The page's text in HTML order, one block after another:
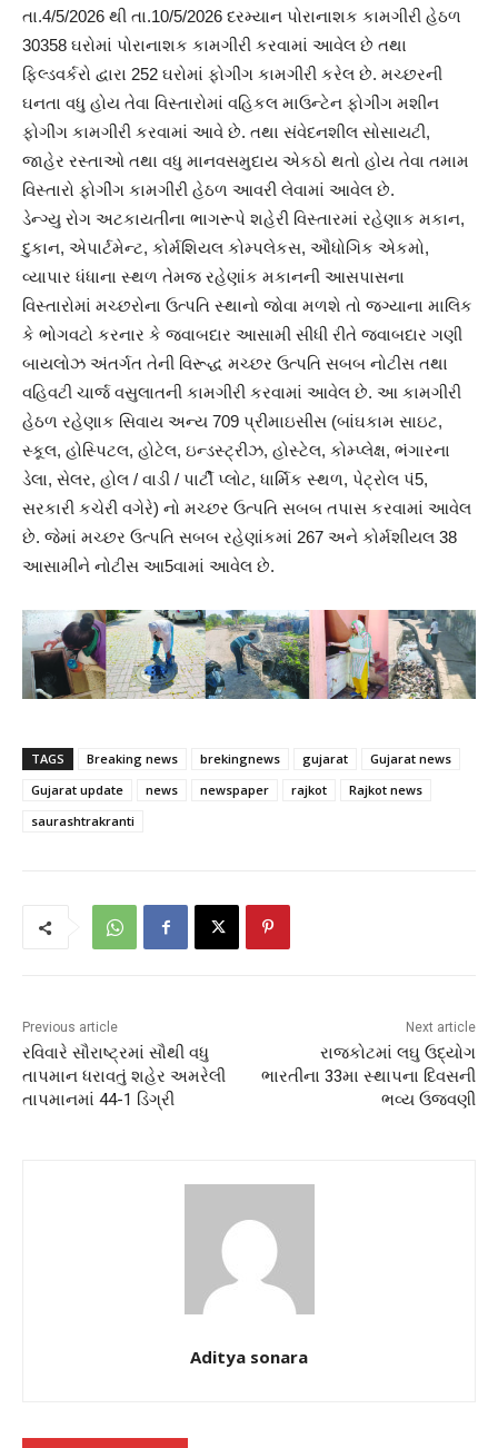
તા.4/5/2026 થી તા.10/5/2026 દરમ્યાન પોરાનાશક કામગીરી હેઠળ
30358 ઘરોમાં પોરાનાશક કામગીરી કરવામાં આવેલ છે તથા
ફિલ્ડવર્કરો દ્વારા 252 ઘરોમાં ફોગીંગ કામગીરી કરેલ છે. મચ્છરની
ઘનતા વધુ હોય તેવા વિસ્તારોમાં વહિકલ માઉન્ટેન ફોગીંગ મશીન
ફોગીંગ કામગીરી કરવામાં આવે છે. તથા સંવેદનશીલ સોસાયટી,
જાહેર રસ્તાઓ તથા વધુ માનવસમુદાય એકઠો થતો હોય તેવા તમામ
વિસ્તારો ફોગીંગ કામગીરી હેઠળ આવરી લેવામાં આવેલ છે.
ડેન્ગ્યુ રોગ અટકાયતીના ભાગરૂપે શહેરી વિસ્તારમાં રહેણાક મકાન,
દુકાન, એપાર્ટમેન્ટ, કોર્મશિયલ કોમ્પલેકસ, ઔધોગિક એકમો,
વ્યાપાર ધંધાના સ્થળ તેમજ રહેણાંક મકાનની આસપાસના
વિસ્તારોમાં મચ્છરોના ઉત્પતિ સ્થાનો જોવા મળશે તો જગ્યાના માલિક
કે ભોગવટો કરનાર કે જવાબદાર આસામી સીધી રીતે જવાબદાર ગણી
બાયલોઝ અંતર્ગત તેની વિરૂદ્ધ મચ્છર ઉત્પતિ સબબ નોટીસ તથા
વહિવટી ચાર્જ વસુલાતની કામગીરી કરવામાં આવેલ છે. આ કામગીરી
હેઠળ રહેણાક સિવાય અન્ય 709 પ્રીમાઇસીસ (બાંઘકામ સાઇટ,
સ્કૂલ, હોસ્પિટલ, હોટેલ, ઇન્ડસ્ટ્રીઝ, હોસ્ટેલ, કોમ્પ્લેક્ષ, ભંગારના
ડેલા, સેલર, હોલ / વાડી / પાર્ટી પ્લોટ, ધાર્મિક સ્થળ, પેટ્રોલ પં5,
સરકારી કચેરી વગેરે) નો મચ્છર ઉત્પતિ સબબ તપાસ કરવામાં આવેલ
છે. જેમાં મચ્છર ઉત્પતિ સબબ રહેણાંકમાં 267 અને કોર્મશીયલ 38
આસામીને નોટીસ આ5વામાં આવેલ છે.
TAGS Breaking news brekingnews gujarat
Gujarat news
Gujarat update
news newspaper rajkot
Rajkot news
saurashtrakranti
Previous article
રવિવારે સૌરાષ્ટ્રમાં સૌથી વધુ
તાપમાન ધરાવતું શહેર અમરેલી
તાપમાનમાં 44-1 ડિગ્રી
Next article
રાજકોટમાં લઘુ ઉદ્યોગ
ભારતીના 33મા સ્થાપના દિવસની
ભવ્ય ઉજવણી
Aditya sonara